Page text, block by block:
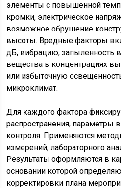
элементы с повышенной
кромки, электрическое
возможное обрушение
высоты. Вредные факторы
дБ, вибрацию, запыленность
вещества в концентрациях
или избыточную
микроклимат.
Для каждого фактора
распространения, параметры
контроля. Применяются
измерений, лабораторного
Результаты оформляются в
основании которой
корректировки плана